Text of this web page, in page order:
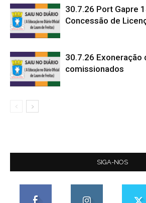
30.7.26 Port Gapre
Concessão de
30.7.26 Exoneração
comissionados
SIGA-NOS